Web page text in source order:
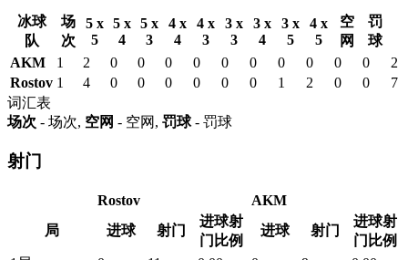
冰球
队
场
次
5 x
5
5 x
4
5 x
3
4 x
4
4 x
3
3 x
3
3 x
4
3 x
5
4 x
5
空
网
罚
球
AKM
1 2 0 0 0 0 0 0 0 0 0 0
2
Rostov 1 4 0 0 0 0 0 0 1 2 0 0
7
词汇表
场次 - 场次, 空网 - 空网, 罚球- 罚球
射门
Rostov
AKM
局
进球 射门
进球射
门比例
进球 射门
进球射
门比例